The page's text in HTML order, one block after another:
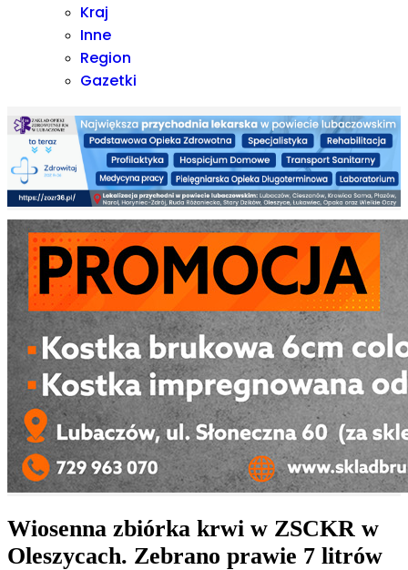
Kraj
Inne
Region
Gazetki
Wiosenna zbiórka krwi w ZSCKR w
Oleszycach. Zebrano prawie 7 litrów